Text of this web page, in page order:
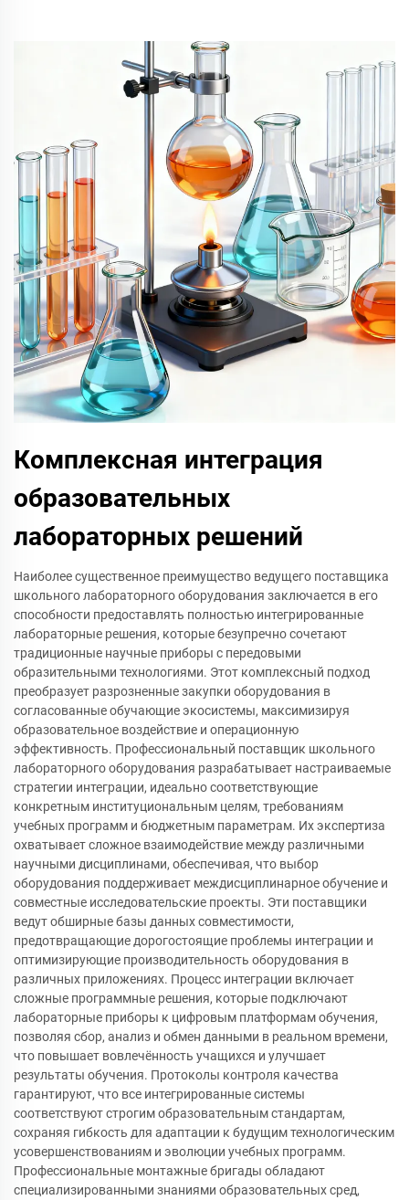
Комплексная интеграция
образовательных
лабораторных решений
Наиболее существенное преимущество ведущего поставщика
школьного лабораторного оборудования заключается в его
способности предоставлять полностью интегрированные
лабораторные решения, которые безупречно сочетают
традиционные научные приборы с передовыми
образительными технологиями. Этот комплексный подход
преобразует разрозненные закупки оборудования в
согласованные обучающие экосистемы, максимизируя
образовательное воздействие и операционную
эффективность. Профессиональный поставщик школьного
лабораторного оборудования разрабатывает настраиваемые
стратегии интеграции, идеально соответствующие
конкретным институциональным целям, требованиям
учебных программ и бюджетным параметрам. Их экспертиза
охватывает сложное взаимодействие между различными
научными дисциплинами, обеспечивая, что выбор
оборудования поддерживает междисциплинарное обучение и
совместные исследовательские проекты. Эти поставщики
ведут обширные базы данных совместимости,
предотвращающие дорогостоящие проблемы интеграции и
оптимизирующие производительность оборудования в
различных приложениях. Процесс интеграции включает
сложные программные решения, которые подключают
лабораторные приборы к цифровым платформам обучения,
позволяя сбор, анализ и обмен данными в реальном времени,
что повышает вовлечённость учащихся и улучшает
результаты обучения. Протоколы контроля качества
гарантируют, что все интегрированные системы
соответствуют строгим образовательным стандартам,
сохраняя гибкость для адаптации к будущим технологическим
усовершенствованиям и эволюции учебных программ.
Профессиональные монтажные бригады обладают
специализированными знаниями образовательных сред,